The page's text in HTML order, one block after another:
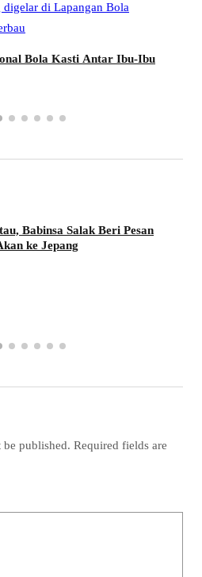
Bola Kasti Antar Ibu-Ibu
Babinsa Salak Beri Pesan
ke Jepang
published. Required fields are